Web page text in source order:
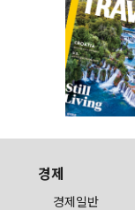
경제
경제일반